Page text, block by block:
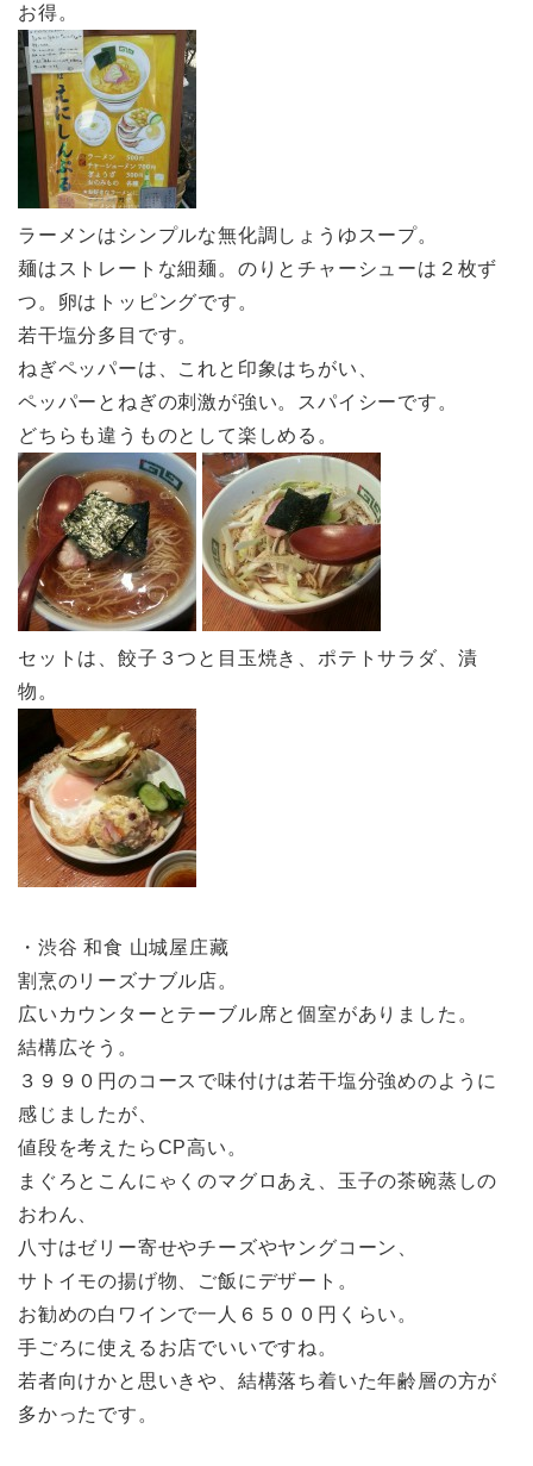
お得。
ラーメンはシンプルな無化調しょうゆスープ。
麺はストレートな細麺。のりとチャーシューは２枚ず
つ。卵はトッピングです。
若干塩分多目です。
ねぎペッパーは、これと印象はちがい、
ペッパーとねぎの刺激が強い。スパイシーです。
どちらも違うものとして楽しめる。
セットは、餃子３つと目玉焼き、ポテトサラダ、漬
物。
・渋谷 和食 山城屋庄藏
割烹のリーズナブル店。
広いカウンターとテーブル席と個室がありました。
結構広そう。
３９９０円のコースで味付けは若干塩分強めのように
感じましたが、
値段を考えたらCP高い。
まぐろとこんにゃくのマグロあえ、玉子の茶碗蒸しの
おわん、
八寸はゼリー寄せやチーズやヤングコーン、
サトイモの揚げ物、ご飯にデザート。
お勧めの白ワインで一人６５００円くらい。
手ごろに使えるお店でいいですね。
若者向けかと思いきや、結構落ち着いた年齢層の方が
多かったです。